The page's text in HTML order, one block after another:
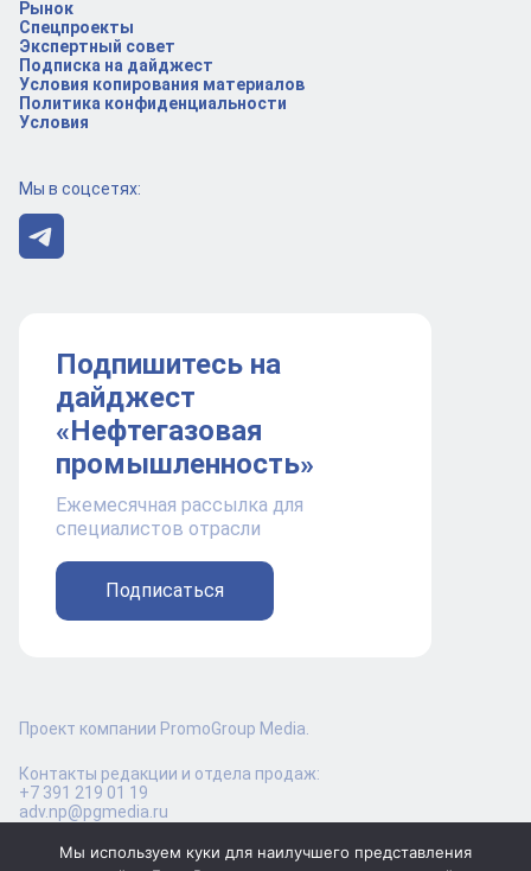
Рынок
Спецпроекты
Экспертный совет
Подписка на дайджест
Условия копирования материалов
Политика конфиденциальности
Условия
Мы в соцсетях:
Подпишитесь на
дайджест
«Нефтегазовая
промышленность»
Ежемесячная рассылка для
специалистов отрасли
Подписаться
Проект компании PromoGroup Media.
Контакты редакции и отдела продаж:
+7 391 219 01 19
adv.np@pgmedia.ru
Мы используем куки для наилучшего представления